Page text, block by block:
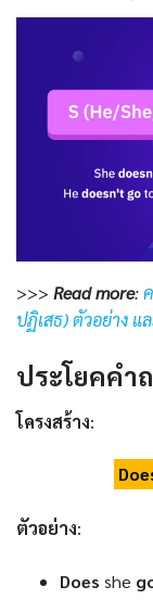
>>> Read more:
ปฏิเสธ) ตัวอย่าง แ
ประโยคคํา
โครงสร้าง:
ตัวอย่าง:
Does she